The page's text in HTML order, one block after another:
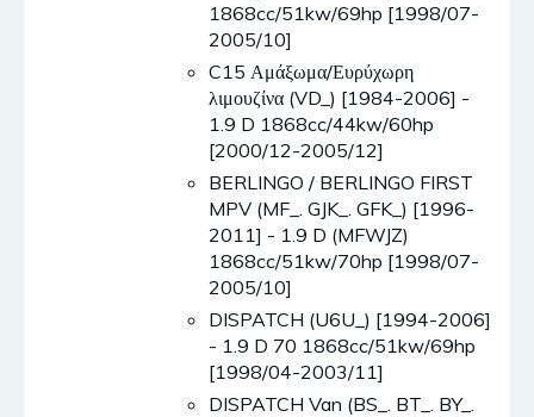
1868cc/51kw/69hp [1998/07-
2005/10]
C15 Αμάξωμα/Ευρύχωρη
λιμουζίνα (VD_) [1984-2006] -
1.9 D 1868cc/44kw/60hp
[2000/12-2005/12]
BERLINGO / BERLINGO FIRST
MPV (MF_. GJK_. GFK_) [1996-
2011] - 1.9 D (MFWJZ)
1868cc/51kw/70hp [1998/07-
2005/10]
DISPATCH (U6U_) [1994-2006]
- 1.9 D 70 1868cc/51kw/69hp
[1998/04-2003/11]
DISPATCH Van (BS_. BT_. BY_.